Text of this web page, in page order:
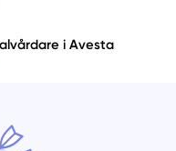
i Avesta